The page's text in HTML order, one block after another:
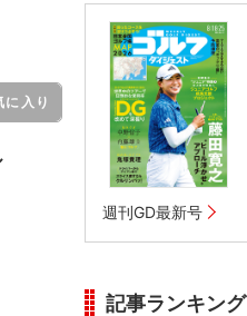
に入り
週刊GD最新号
記事ランキング